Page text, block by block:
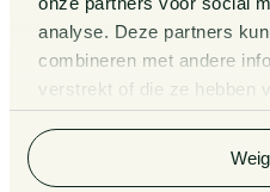
analyse. Deze partners
combineren met andere
verstrekt of die ze hebben
gebruik van hun services.
Legal Tech
Van Doorne x AI
Zaken
Algemene Voorwaarden
Privacy Statement